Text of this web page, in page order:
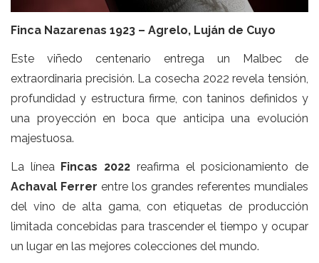
Finca Nazarenas 1923 – Agrelo, Luján de Cuyo
Este viñedo centenario entrega un Malbec de
extraordinaria precisión. La cosecha 2022 revela tensión,
profundidad y estructura firme, con taninos definidos y
una proyección en boca que anticipa una evolución
majestuosa.
La línea Fincas 2022 reafirma el posicionamiento de
Achaval Ferrer entre los grandes referentes mundiales
del vino de alta gama, con etiquetas de producción
limitada concebidas para trascender el tiempo y ocupar
un lugar en las mejores colecciones del mundo.